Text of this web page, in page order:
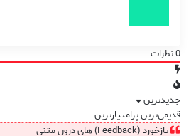
0نظرات
جدیدترین
قدیمی‌ترینپرامتیازترین
بازخورد (Feedback) های درون متنی